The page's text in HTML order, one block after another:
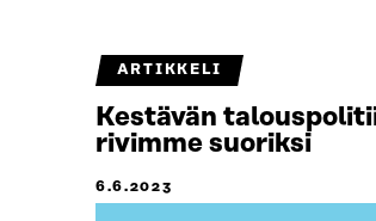
ARTIKKELI
Kestävän
rivimme suoriksi
6.6.2023